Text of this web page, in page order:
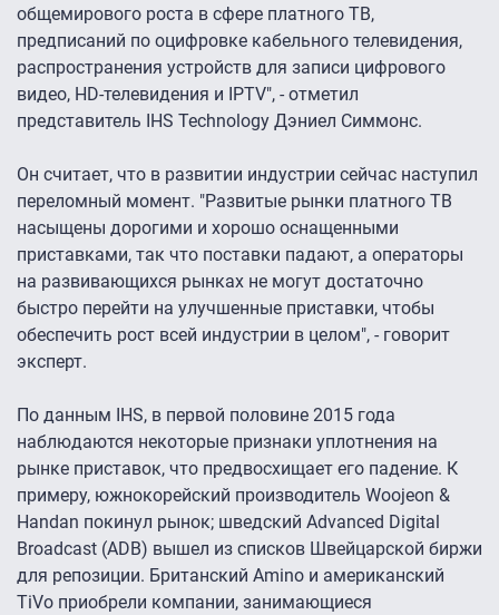
общемирового роста в сфере платного ТВ,
предписаний по оцифровке кабельного телевидения,
распространения устройств для записи цифрового
видео, HD-телевидения и IPTV", - отметил
представитель IHS Technology Дэниел Симмонс.
Он считает, что в развитии индустрии сейчас наступил
переломный момент. "Развитые рынки платного ТВ
насыщены дорогими и хорошо оснащенными
приставками, так что поставки падают, а операторы
на развивающихся рынках не могут достаточно
быстро перейти на улучшенные приставки, чтобы
обеспечить рост всей индустрии в целом", - говорит
эксперт.
По данным IHS, в первой половине 2015 года
наблюдаются некоторые признаки уплотнения на
рынке приставок, что предвосхищает его падение. К
примеру, южнокорейский производитель Woojeon &
Handan покинул рынок; шведский Advanced Digital
Broadcast (ADB) вышел из списков Швейцарской биржи
для репозиции. Британский Amino и американский
TiVo приобрели компании, занимающиеся